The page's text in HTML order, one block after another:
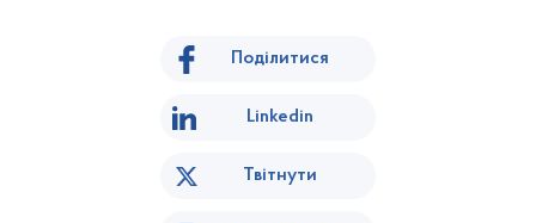
Поділитися
Linkedin
Твітнути